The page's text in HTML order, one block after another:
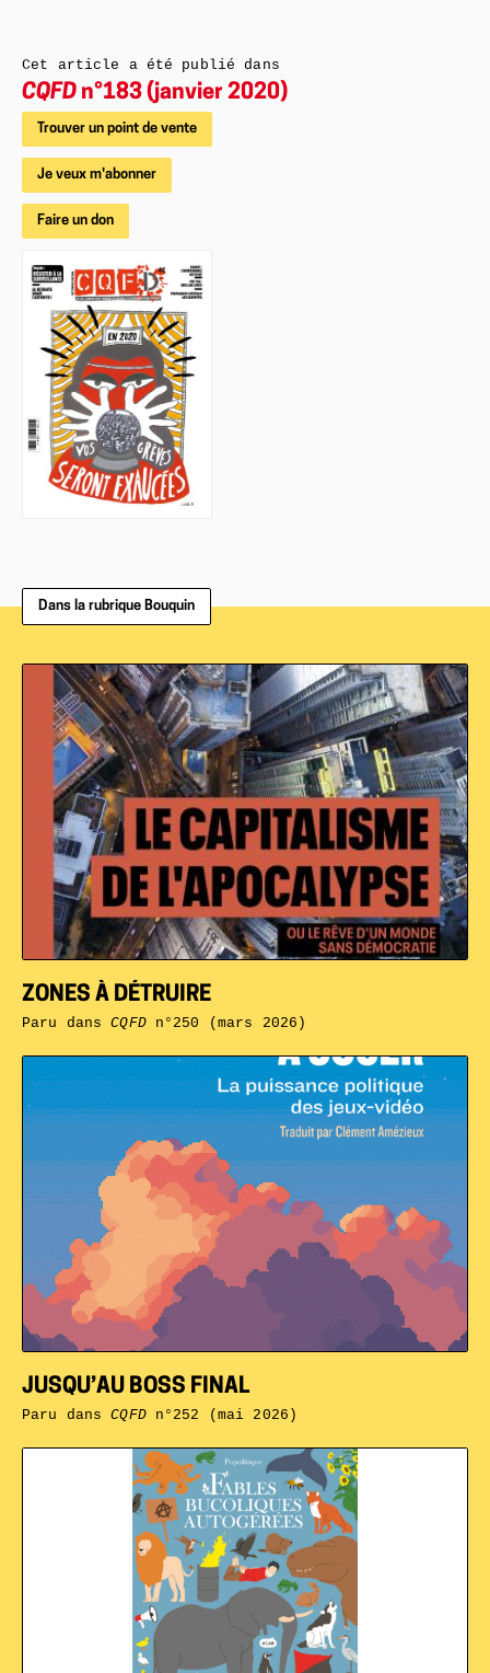
Cet article a été publié dans
CQFD n°183 (janvier 2020)
Trouver un point de vente
Je veux m'abonner
Faire un don
Dans la rubrique Bouquin
JUSQU’AU BOSS FINAL
Paru dansCQFDn°252 (mai 2026)
ZONES À DÉTRUIRE
Paru dansCQFDn°250 (mars 2026)